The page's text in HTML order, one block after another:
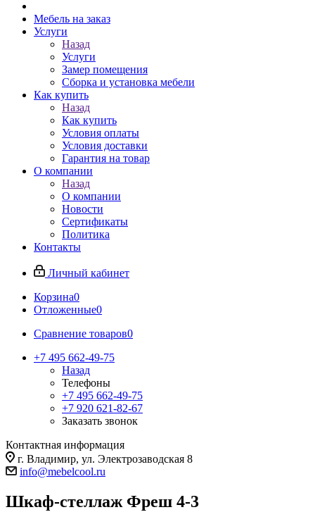
Мебель на заказ
Услуги
Назад
Услуги
Замер помещения
Сборка и установка мебели
Как купить
Назад
Как купить
Условия оплаты
Условия доставки
Гарантия на товар
О компании
Назад
О компании
Новости
Сертификаты
Политика
Контакты
Личный кабинет
Корзина0
Отложенные0
Сравнение товаров0
+7 495 662-49-75
Назад
Телефоны
+7 495 662-49-75
+7 920 621-82-67
Заказать звонок
Контактная информация
г. Владимир, ул. Электрозаводская 8
info@mebelcool.ru
Шкаф-стеллаж Фреш 4-3